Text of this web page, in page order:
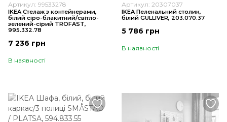
Артикул: 99533278
IKEA Стелаж з контейнерами,
білий сіро-блакитний/світло-
зелений-сірий TROFAST,
995.332.78
7 236 грн
В наявності
Артикул: 20307037
IKEA Пеленальний столик,
білий GULLIVER, 203.070.37
5 786 грн
В наявності